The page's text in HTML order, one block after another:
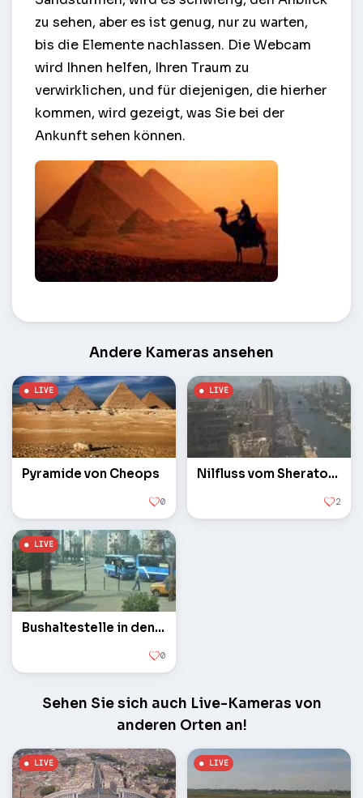
zu sehen, aber es ist genug, nur zu warten,
bis die Elemente nachlassen. Die Webcam
wird Ihnen helfen, Ihren Traum zu
verwirklichen, und für diejenigen, die hierher
kommen, wird gezeigt, was Sie bei der
Ankunft sehen können.
Andere Kameras ansehen
Pyramide von Cheops
0
Nilfluss vom Sheraton Hotel
2
Bushaltestelle in den Vororten
0
Sehen Sie sich auch Live-Kameras von
anderen Orten an!